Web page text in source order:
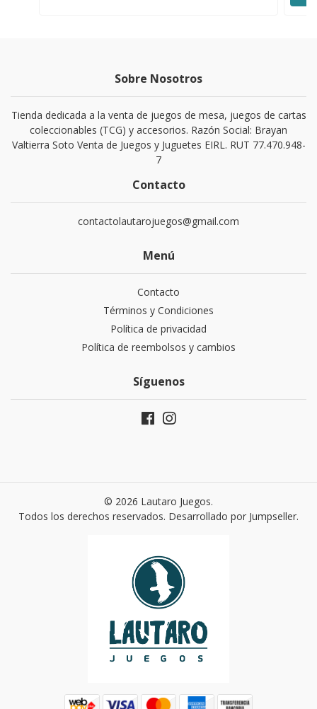
Sobre Nosotros
Tienda dedicada a la venta de juegos de mesa, juegos de cartas
coleccionables (TCG) y accesorios. Razón Social: Brayan
Valtierra Soto Venta de Juegos y Juguetes EIRL. RUT 77.470.948-
7
Contacto
contactolautarojuegos@gmail.com
Menú
Contacto
Términos y Condiciones
Política de privacidad
Política de reembolsos y cambios
Síguenos
© 2026 Lautaro Juegos.
Todos los derechos reservados. Desarrollado por Jumpseller.